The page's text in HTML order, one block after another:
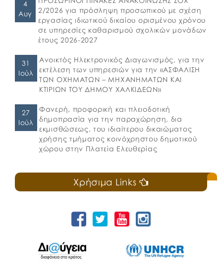
4
Αυγ
2/2026 για πρόσληψη προσωπικού με σχέση
εργασίας ιδιωτικού δικαίου ορισμένου χρόνου
σε υπηρεσίες καθαρισμού σχολικών μονάδων
έτους 2026-2027
31
Ιούλ
Ανοικτός Ηλεκτρονικός Διαγωνισμός, για την
εκτέλεση των υπηρεσιών για την «ΑΣΦΑΛΙΣΗ
ΤΩΝ ΟΧΗΜΑΤΩΝ – ΜΗΧΑΝΗΜΑΤΩΝ ΚΑΙ
ΚΤΙΡΙΩΝ ΤΟΥ ΔΗΜΟΥ ΧΑΛΚΙΔΕΩΝ»
27
Ιούλ
Φανερή, προφορική και πλειοδοτική
δημοπρασία για την παραχώρηση, δια
εκμισθώσεως, του ιδιαίτερου δικαιώματος
χρήσης τμήματος κοινόχρηστου δημοτικού
χώρου στην Πλατεία Ελευθερίας
Χρήσιμα Links